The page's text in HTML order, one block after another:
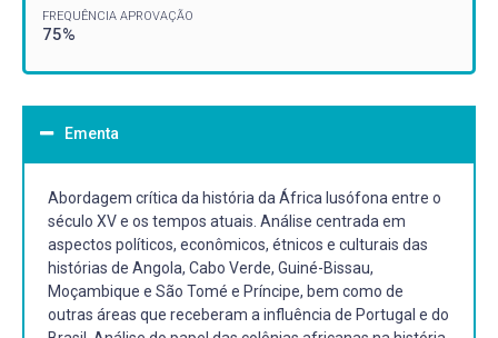
FREQUÊNCIA APROVAÇÃO
75%
Ementa
Abordagem crítica da história da África lusófona entre o
século XV e os tempos atuais. Análise centrada em
aspectos políticos, econômicos, étnicos e culturais das
histórias de Angola, Cabo Verde, Guiné-Bissau,
Moçambique e São Tomé e Príncipe, bem como de
outras áreas que receberam a influência de Portugal e do